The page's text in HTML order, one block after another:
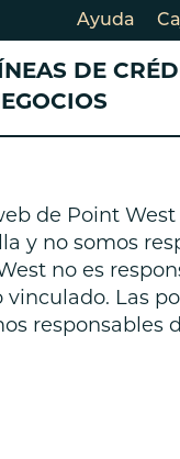
Ayuda
cheques
ahorros
de depósito
DE
cheques para
ahorros para
miembros
de Point
y no somos
no es
vinculado. Las